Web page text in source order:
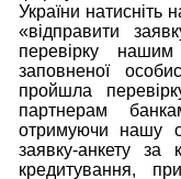
України натисніть
«відправити
перевірку
заповненої
пройшла
партнерам
отримуючи нашу
заявку-анкету за
кредитування,